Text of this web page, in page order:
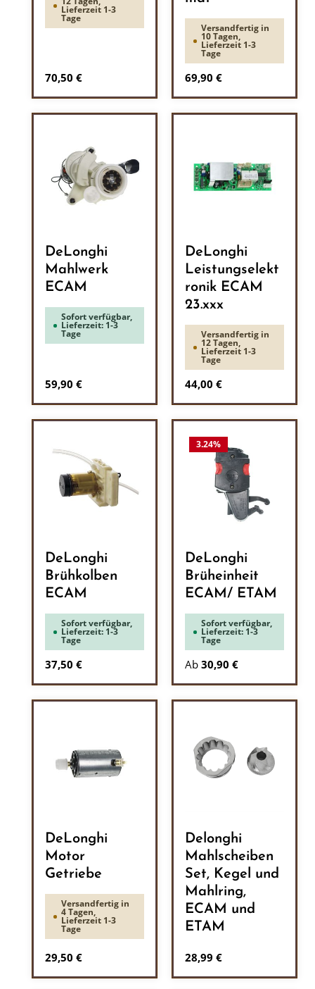
Lieferzeit 1-3
Tage
Regulärer Preis:
70,50 €
Versandfertig in
10 Tagen,
Lieferzeit 1-3
Tage
Regulärer Preis:
69,90 €
DeLonghi
Mahlwerk
ECAM
Sofort verfügbar,
Lieferzeit: 1-3
Tage
Regulärer Preis:
59,90 €
DeLonghi
Leistungselekt
ronik ECAM
23.xxx
Versandfertig in
12 Tagen,
Lieferzeit 1-3
Tage
Regulärer Preis:
44,00 €
DeLonghi
Brühkolben
ECAM
Sofort verfügbar,
Lieferzeit: 1-3
Tage
Regulärer Preis:
37,50 €
3.24%
DeLonghi
Brüheinheit
ECAM/ ETAM
Sofort verfügbar,
Lieferzeit: 1-3
Tage
Ab 30,90 €
DeLonghi
Motor
Getriebe
Versandfertig in
4 Tagen,
Lieferzeit 1-3
Tage
Regulärer Preis:
29,50 €
Delonghi
Mahlscheiben
Set, Kegel und
Mahlring,
ECAM und
ETAM
Regulärer Preis:
28,99 €